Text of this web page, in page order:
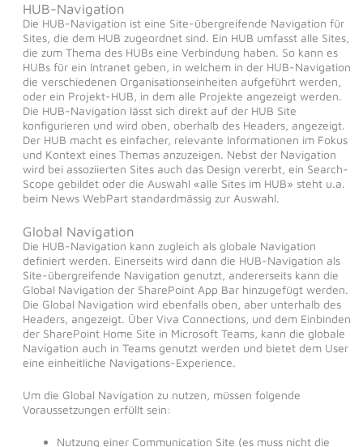
HUB-Navigation
Die HUB-Navigation ist eine Site-übergreifende Navigation für
Sites, die dem HUB zugeordnet sind. Ein HUB umfasst alle Sites,
die zum Thema des HUBs eine Verbindung haben. So kann es
HUBs für ein Intranet geben, in welchem in der HUB-Navigation
die verschiedenen Organisationseinheiten aufgeführt werden,
oder ein Projekt-HUB, in dem alle Projekte angezeigt werden.
Die HUB-Navigation lässt sich direkt auf der HUB Site
konfigurieren und wird oben, oberhalb des Headers, angezeigt.
Der HUB macht es einfacher, relevante Informationen im Fokus
und Kontext eines Themas anzuzeigen. Nebst der Navigation
wird bei assoziierten Sites auch das Design vererbt, ein Search-
Scope gebildet oder die Auswahl «alle Sites im HUB» steht u.a.
beim News WebPart standardmässig zur Auswahl.
Global Navigation
Die HUB-Navigation kann zugleich als globale Navigation
definiert werden. Einerseits wird dann die HUB-Navigation als
Site-übergreifende Navigation genutzt, andererseits kann die
Global Navigation der SharePoint App Bar hinzugefügt werden.
Die Global Navigation wird ebenfalls oben, aber unterhalb des
Headers, angezeigt. Über Viva Connections, und dem Einbinden
der SharePoint Home Site in Microsoft Teams, kann die globale
Navigation auch in Teams genutzt werden und bietet dem User
eine einheitliche Navigations-Experience.
Um die Global Navigation zu nutzen, müssen folgende
Voraussetzungen erfüllt sein:
Nutzung einer Communication Site (es muss nicht die